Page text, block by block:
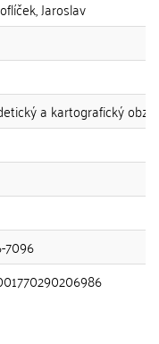
Jaroslav
a kartografický obzor
7096